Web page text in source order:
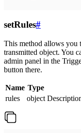
setRules#
This method allows you
transmitted object. You
admin panel in the
button there.
Name Type
rules
object